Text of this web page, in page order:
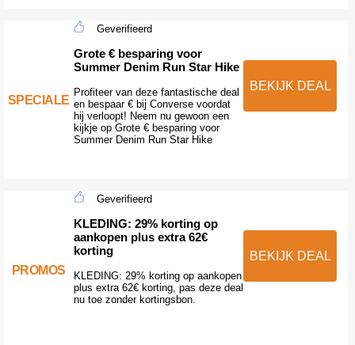
SPECIALE
Geverifieerd
Grote € besparing voor
Summer Denim Run Star Hike
Profiteer van deze fantastische deal
en bespaar € bij Converse voordat
hij verloopt! Neem nu gewoon een
kijkje op Grote € besparing voor
Summer Denim Run Star Hike
BEKIJK DEAL
PROMOS
Geverifieerd
KLEDING: 29% korting op
aankopen plus extra 62€
korting
KLEDING: 29% korting op aankopen
plus extra 62€ korting, pas deze deal
nu toe zonder kortingsbon.
BEKIJK DEAL